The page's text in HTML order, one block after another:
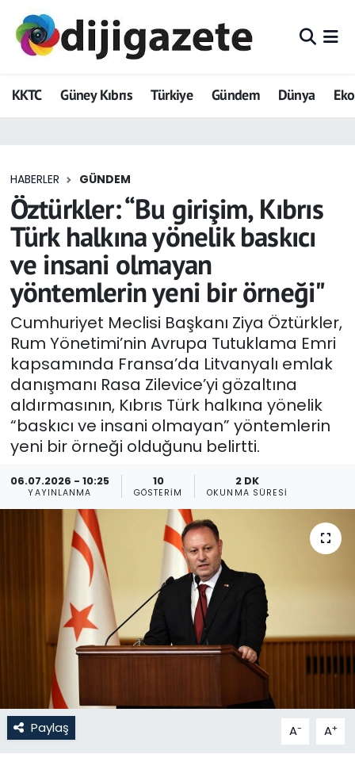
KKTC Güney Kıbrıs Türkiye Gündem Dünya
HABERLER GÜNDEM
Öztürkler: “Bu girişim, Kıbrıs
Türk halkına yönelik baskıcı
ve insani olmayan
yöntemlerin yeni bir örneği"
Cumhuriyet Meclisi Başkanı Ziya Öztürkler,
Rum Yönetimi’nin Avrupa Tutuklama Emri
kapsamında Fransa’da Litvanyalı emlak
danışmanı Rasa Zilevice’yi gözaltına
aldırmasının, Kıbrıs Türk halkına yönelik
“baskıcı ve insani olmayan” yöntemlerin
yeni bir örneği olduğunu belirtti.
06.07.2026 - 10:25
YAYINLANMA
10
GÖSTERIM
2 DK
OKUNMA SÜRESI
Paylaş A- A+
ADVERTORIAL
Dijigazete
Eğitim
Ekonomi
Foto Galeri
GEZİ
Güncel
Gündem
KKTC
Kültür Sanat
Magazin
Moda
Nöbetçi Eczaneler
Otomobil Dünyası
Politika
Hava Durumu
Trafik Durumu
Tüm Manşetler
Son Dakika Haberleri
Haber Arşivi